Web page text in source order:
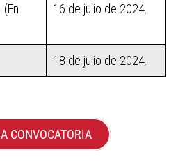
16 de julio de 2024.
18 de julio de 2024.
CONVOCATORIA